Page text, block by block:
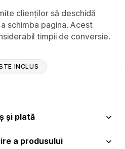
clienților să deschidă
schimba pagina. Acest
timpii de conversie.
INCLUS
și plată
a produsului